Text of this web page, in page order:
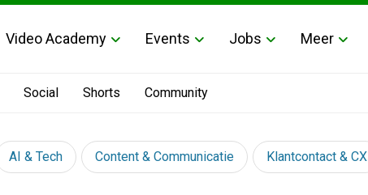
Video Academy Events Jobs Meer
Social Shorts Community
AI & Tech Content & Communicatie Klantcontact & CX